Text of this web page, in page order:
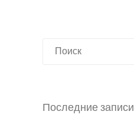
Последние записи